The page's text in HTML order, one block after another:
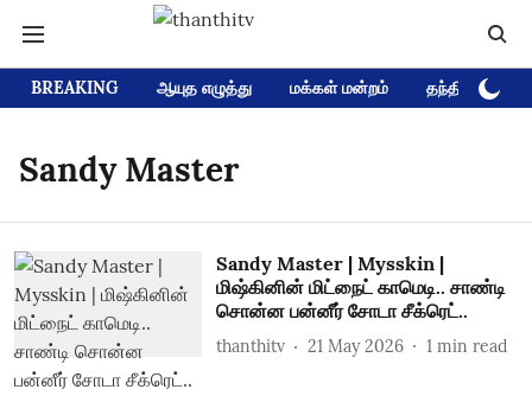
BREAKING ஆயுத எழுத்து மக்கள் மன்றம் தந்தி டிவி
Sandy Master
Sandy Master | Mysskin |
மிஷ்கினின் மிட்நைட் காமெடி.. சாண்டி
சொன்ன பன்னீர் சோடா சீக்ரெட்..
thanthitv 21 May 2026 1 min read